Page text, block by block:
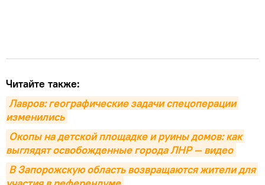
Читайте также:
Лавров: географические задачи спецоперации
изменились
Окопы на детской площадке и руины домов: как
выглядят освобожденные города ЛНР — видео
В Запорожскую область возвращаются жители для